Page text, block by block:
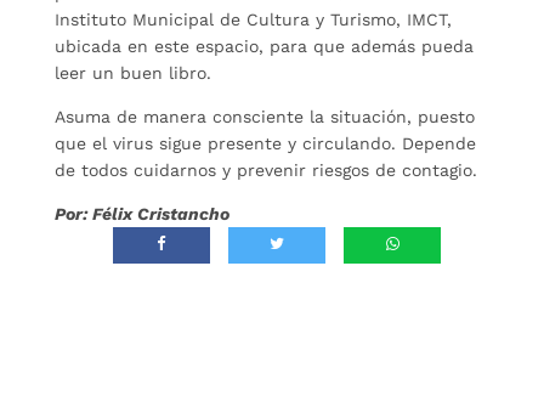
Instituto Municipal de Cultura y Turismo, IMCT,
ubicada en este espacio, para que además pueda
leer un buen libro.
Asuma de manera consciente la situación, puesto
que el virus sigue presente y circulando. Depende
de todos cuidarnos y prevenir riesgos de contagio.
Por: Félix Cristancho